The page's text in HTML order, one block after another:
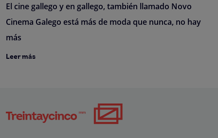
El cine gallego y en gallego, también llamado Novo
Cinema Galego está más de moda que nunca, no hay
más
Leer más